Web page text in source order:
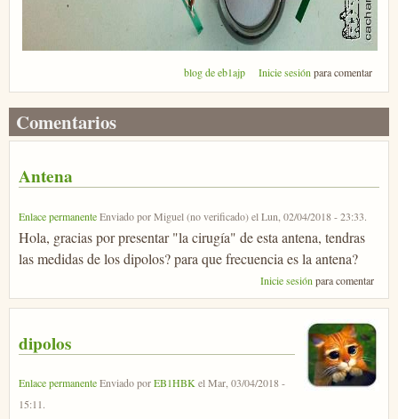
blog de eb1ajp Inicie sesión para comentar
Comentarios
Antena
Enlace permanenteEnviado porMiguel (no verificado)elLun, 02/04/2018 - 23:33.
Hola, gracias por presentar "la cirugía" de esta antena, tendras
las medidas de los dipolos? para que frecuencia es la antena?
Inicie sesión para comentar
dipolos
Enlace permanenteEnviado porEB1HBK elMar, 03/04/2018 -
15:11.